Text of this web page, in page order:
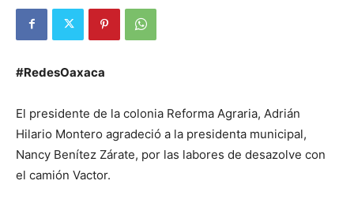
#RedesOaxaca
El presidente de la colonia Reforma Agraria, Adrián
Hilario Montero agradeció a la presidenta municipal,
Nancy Benítez Zárate, por las labores de desazolve con
el camión Vactor.